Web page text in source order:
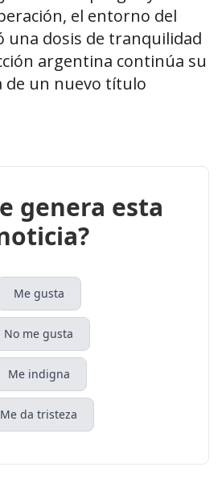
el entorno del
dosis de tranquilidad
argentina continúa su
de un nuevo título
genera esta
Me gusta
No me gusta
Me indigna
Me da tristeza